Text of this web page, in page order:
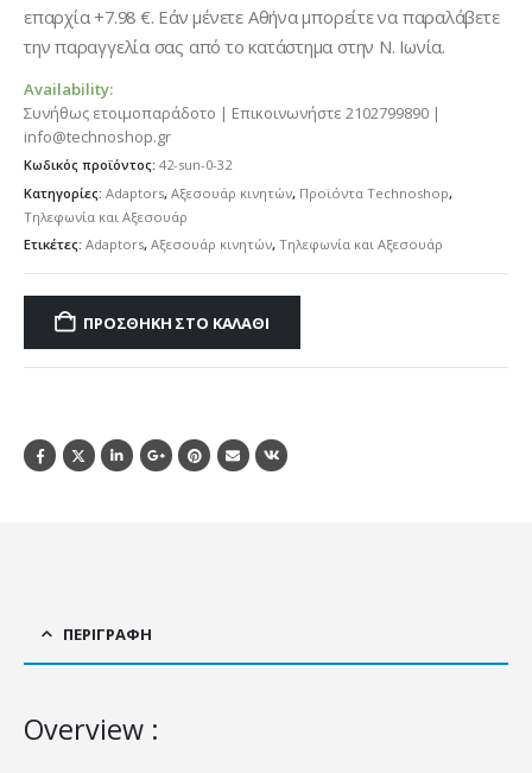
επαρχία +7.98 €. Εάν μένετε Αθήνα μπορείτε να παραλάβετε
την παραγγελία σας από το κατάστημα στην Ν. Ιωνία.
Availability:
Συνήθως ετοιμοπαράδοτο | Επικοινωνήστε 2102799890 |
info@technoshop.gr
Κωδικός προϊόντος: 42-sun-0-32
Κατηγορίες: Adaptors, Αξεσουάρ κινητών, Προϊόντα Technoshop,
Τηλεφωνία και Αξεσουάρ
Ετικέτες: Adaptors, Αξεσουάρ κινητών, Τηλεφωνία και Αξεσουάρ
ΠΡΟΣΘΉΚΗ ΣΤΟ ΚΑΛΆΘΙ
ΠΕΡΙΓΡΑΦΉ
Overview :